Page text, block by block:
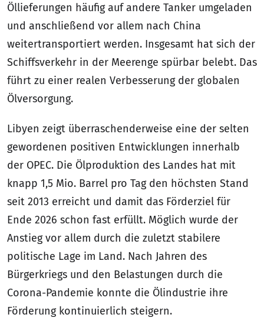
Öllieferungen häufig auf andere Tanker umgeladen
und anschließend vor allem nach China
weitertransportiert werden. Insgesamt hat sich der
Schiffsverkehr in der Meerenge spürbar belebt. Das
führt zu einer realen Verbesserung der globalen
Ölversorgung.
Libyen zeigt überraschenderweise eine der selten
gewordenen positiven Entwicklungen innerhalb
der OPEC. Die Ölproduktion des Landes hat mit
knapp 1,5 Mio. Barrel pro Tag den höchsten Stand
seit 2013 erreicht und damit das Förderziel für
Ende 2026 schon fast erfüllt. Möglich wurde der
Anstieg vor allem durch die zuletzt stabilere
politische Lage im Land. Nach Jahren des
Bürgerkriegs und den Belastungen durch die
Corona-Pandemie konnte die Ölindustrie ihre
Förderung kontinuierlich steigern.